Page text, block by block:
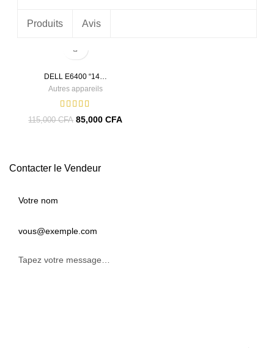
Contacter le Vendeur
Produits Avis
DELL E6400 “14…
Autres appareils
115,000CFA 85,000CFA